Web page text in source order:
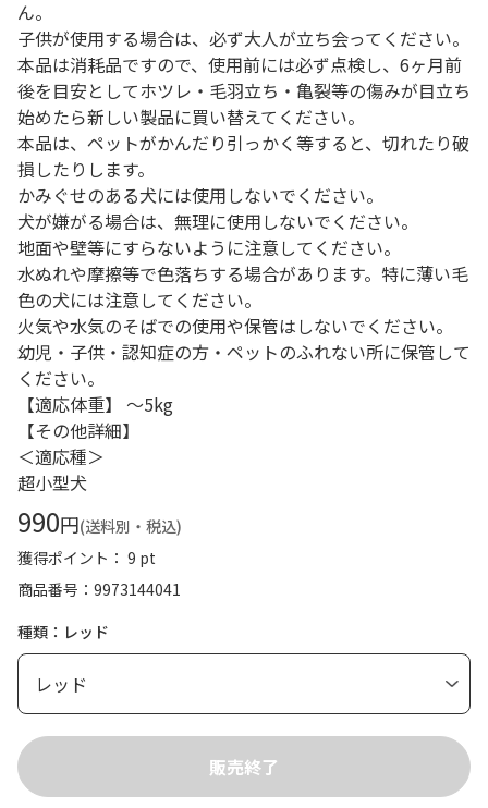
ん。
子供が使用する場合は、必ず大人が立ち会ってください。
本品は消耗品ですので、使用前には必ず点検し、6ヶ月前
後を目安としてホツレ・毛羽立ち・亀裂等の傷みが目立ち
始めたら新しい製品に買い替えてください。
本品は、ペットがかんだり引っかく等すると、切れたり破
損したりします。
かみぐせのある犬には使用しないでください。
犬が嫌がる場合は、無理に使用しないでください。
地面や壁等にすらないように注意してください。
水ぬれや摩擦等で色落ちする場合があります。特に薄い毛
色の犬には注意してください。
火気や水気のそばでの使用や保管はしないでください。
幼児・子供・認知症の方・ペットのふれない所に保管して
ください。
【適応体重】 ～5kg
【その他詳細】
＜適応種＞
超小型犬
990円(送料別・税込)
獲得ポイント： 9 pt
商品番号
9973144041
種類：レッド